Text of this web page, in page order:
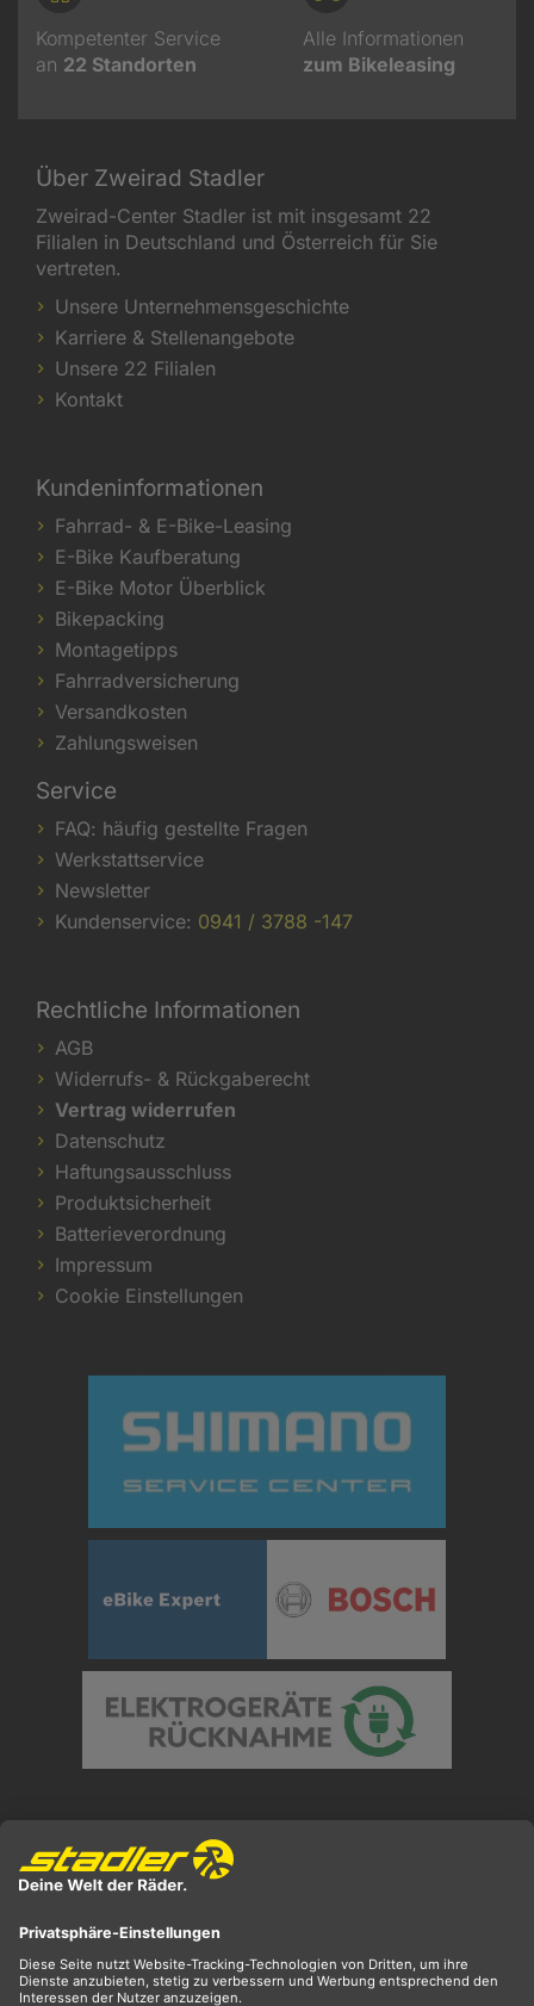
Kompetenter Service
an 22 Standorten
Alle Informationen
zum Bikeleasing
Über Zweirad Stadler
Zweirad-Center Stadler ist mit insgesamt 22
Filialen in Deutschland und Österreich für Sie
vertreten.
Unsere Unternehmensgeschichte
Karriere & Stellenangebote
Unsere 22 Filialen
Kontakt
Kundeninformationen
Fahrrad- & E-Bike-Leasing
E-Bike Kaufberatung
E-Bike Motor Überblick
Bikepacking
Montagetipps
Fahrradversicherung
Versandkosten
Zahlungsweisen
Service
FAQ: häufig gestellte Fragen
Werkstattservice
Newsletter
Kundenservice: 0941 / 3788 -147
Rechtliche Informationen
AGB
Widerrufs- & Rückgaberecht
Vertrag widerrufen
Datenschutz
Haftungsausschluss
Produktsicherheit
Batterieverordnung
Impressum
Cookie Einstellungen